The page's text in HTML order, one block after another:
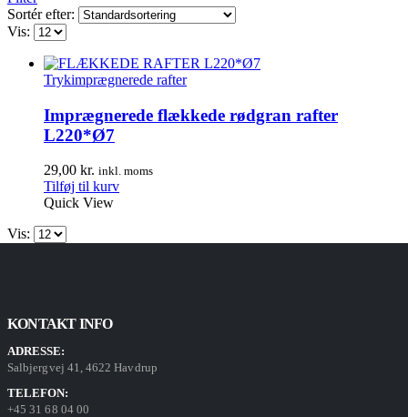
Sortér efter:
Vis:
Trykimprægnerede rafter
Imprægnerede flækkede rødgran rafter
L220*Ø7
29,00 kr. inkl. moms
Tilføj til kurv
Quick View
Vis:
KONTAKT INFO
ADRESSE:
Salbjergvej 41, 4622 Havdrup
TELEFON:
+45 31 68 04 00